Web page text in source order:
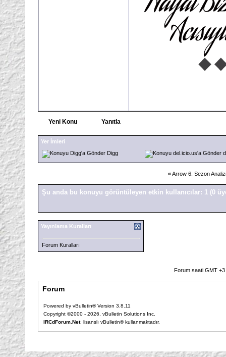
Yeni Konu Yanıtla
Yer İmleri
Digg
« Arrow 6. Sezon Analizi
Şu anda bu konuyu görüntüleyen etkin kullanıcılar: 1 (0
Yayınlama Kuralları
Forum Kuralları
Forum saati GMT
Forum
Powered by vBulletin® Version 3.8.11
Copyright ©2000 - 2026, vBulletin Solutions Inc.
IRCdForum.Net, lisanslı vBulletin® kullanmaktadır.